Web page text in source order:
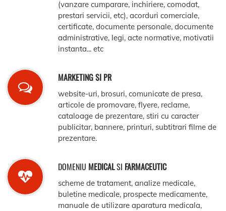
(vanzare cumparare, inchiriere, comodat,
prestari servicii, etc), acorduri comerciale,
certificate, documente personale, documente
administrative, legi, acte normative, motivatii
instanta... etc
MARKETING SI PR
website-uri, brosuri, comunicate de presa,
articole de promovare, flyere, reclame,
cataloage de prezentare, stiri cu caracter
publicitar, bannere, printuri, subtitrari filme de
prezentare.
DOMENIU MEDICALSI FARMACEUTIC
scheme de tratament, analize medicale,
buletine medicale, prospecte medicamente,
manuale de utilizare aparatura medicala,